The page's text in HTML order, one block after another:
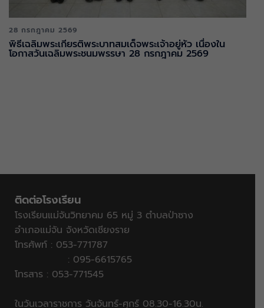
28 กรกฎาคม 2569
พิธีเฉลิมพระเกียรติพระบาทสมเด็จพระเจ้าอยู่หัว เนื่องใน
โอกาสวันเฉลิมพระชนมพรรษา 28 กรกฎาคม 2569
ติดต่อโรงเรียน
โรงเรียนแม่จันวิทยาคม 65 หมู่ 3 ตำบลป่าซาง
อำเภอแม่จัน จังหวัดเชียงราย
โทรศัพท์ : 053-771787
: 095-6615765
โทรสาร : 053-771545
ในวันเวลาราชการ วันจันทร์-ศุกร์ 08.30-16.30น.